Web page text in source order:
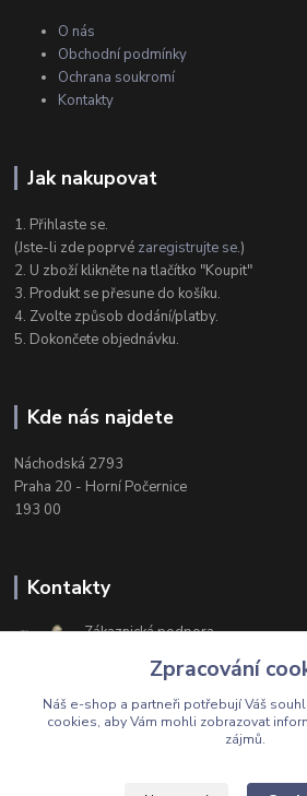
O nás
Obchodní podmínky
Ochrana soukromí
Kontakty
Jak nakupovat
1. Přihlaste se.
(Jste-li zde poprvé zaregistrujte se.)
2. U zboží klikněte na tlačítko "Koupit"
3. Produkt se přesune do košíku.
4. Zvolte způsob dodání/platby.
5. Dokončete objednávku.
Kde nás najdete
Náchodská 2793
Praha 20 - Horní Počernice
193 00
Kontakty
Zákaznická podpora
+420 603 174 975
Po-Čt, 8-16 hod. Pá 8-14 hod.
Zpracování
Náš e-shop a partneři potřebují Váš
cookies, aby Vám mohli zobrazovat
zájmů.